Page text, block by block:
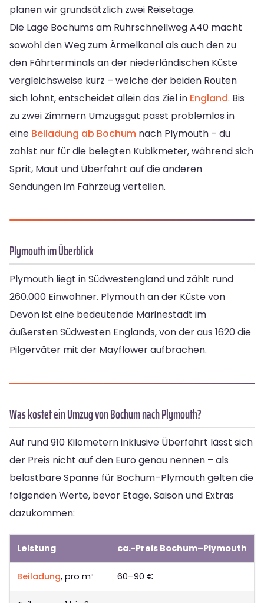
planen wir grundsätzlich zwei Reisetage.
Die Lage Bochums am Ruhrschnellweg A40 macht
sowohl den Weg zum Ärmelkanal als auch den zu
den Fährterminals an der niederländischen Küste
vergleichsweise kurz – welche der beiden Routen
sich lohnt, entscheidet allein das Ziel in England. Bis
zu zwei Zimmern Umzugsgut passt problemlos in
eine Beiladung ab Bochum nach Plymouth – du
zahlst nur für die belegten Kubikmeter, während sich
Sprit, Maut und Überfahrt auf die anderen
Sendungen im Fahrzeug verteilen.
Plymouth im Überblick
Plymouth liegt in Südwestengland und zählt rund
260.000 Einwohner. Plymouth an der Küste von
Devon ist eine bedeutende Marinestadt im
äußersten Südwesten Englands, von der aus 1620 die
Pilgerväter mit der Mayflower aufbrachen.
Was kostet ein Umzug von Bochum nach Plymouth?
Auf rund 910 Kilometern inklusive Überfahrt lässt sich
der Preis nicht auf den Euro genau nennen – als
belastbare Spanne für Bochum–Plymouth gelten die
folgenden Werte, bevor Etage, Saison und Extras
dazukommen:
Leistung ca.-Preis Bochum–Plymouth
Beiladung, pro m³ 60–90 €